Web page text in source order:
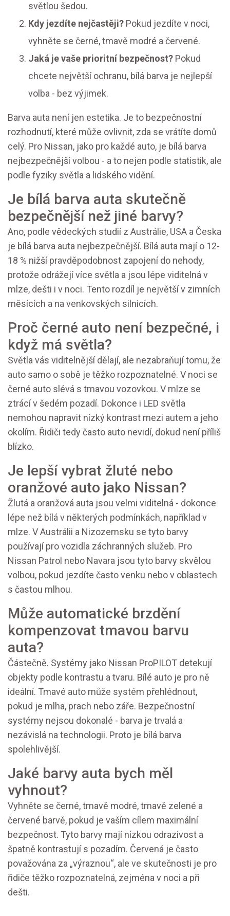
světlou šedou.
Kdy jezdíte nejčastěji? Pokud jezdíte v noci,
vyhněte se černé, tmavě modré a červené.
Jaká je vaše prioritní bezpečnost? Pokud
chcete největší ochranu, bílá barva je nejlepší
volba - bez výjimek.
Barva auta není jen estetika. Je to bezpečnostní
rozhodnutí, které může ovlivnit, zda se vrátíte domů
celý. Pro Nissan, jako pro každé auto, je bílá barva
nejbezpečnější volbou - a to nejen podle statistik, ale
podle fyziky světla a lidského vidění.
Je bílá barva auta skutečně
bezpečnější než jiné barvy?
Ano, podle vědeckých studií z Austrálie, USA a Česka
je bílá barva auta nejbezpečnější. Bílá auta mají o 12-
18 % nižší pravděpodobnost zapojení do nehody,
protože odrážejí více světla a jsou lépe viditelná v
mlze, dešti i v noci. Tento rozdíl je největší v zimních
měsících a na venkovských silnicích.
Proč černé auto není bezpečné, i
když má světla?
Světla vás viditelnější dělají, ale nezabraňují tomu, že
auto samo o sobě je těžko rozpoznatelné. V noci se
černé auto slévá s tmavou vozovkou. V mlze se
ztrácí v šedém pozadí. Dokonce i LED světla
nemohou napravit nízký kontrast mezi autem a jeho
okolím. Řidiči tedy často auto nevidí, dokud není příliš
blízko.
Je lepší vybrat žluté nebo
oranžové auto jako Nissan?
Žlutá a oranžová auta jsou velmi viditelná - dokonce
lépe než bílá v některých podmínkách, například v
mlze. V Austrálii a Nizozemsku se tyto barvy
používají pro vozidla záchranných služeb. Pro
Nissan Patrol nebo Navara jsou tyto barvy skvělou
volbou, pokud jezdíte často venku nebo v oblastech
s častou mlhou.
Může automatické brzdění
kompenzovat tmavou barvu
auta?
Částečně. Systémy jako Nissan ProPILOT detekují
objekty podle kontrastu a tvaru. Bílé auto je pro ně
ideální. Tmavé auto může systém přehlédnout,
pokud je mlha, prach nebo záře. Bezpečnostní
systémy nejsou dokonalé - barva je trvalá a
nezávislá na technologii. Proto je bílá barva
spolehlivější.
Jaké barvy auta bych měl
vyhnout?
Vyhněte se černé, tmavě modré, tmavě zelené a
červené barvě, pokud je vaším cílem maximální
bezpečnost. Tyto barvy mají nízkou odrazivost a
špatně kontrastují s pozadím. Červená je často
považována za „výraznou“, ale ve skutečnosti je pro
řidiče těžko rozpoznatelná, zejména v noci a při
dešti.